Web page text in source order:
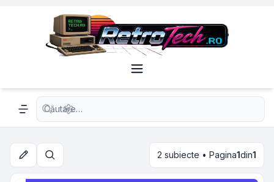
Navigation menu
Căutare avansată
Căutare 2 subiecte • Pagina1din1